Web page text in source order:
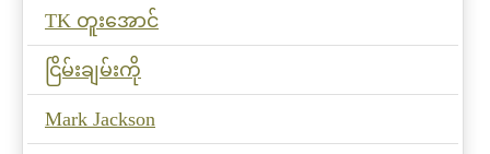
TK တူးအောင်
ငြိမ်းချမ်းကို
Mark Jackson